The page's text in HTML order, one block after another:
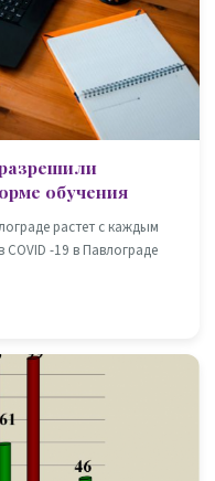
обучения
растет с каждым
COVID -19 в Павлограде